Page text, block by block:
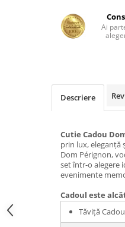
Ai
Descriere
Cutie Cadou
prin lux, eleganță
Dom Pérignon,
set într-o alegere
evenimente
Cadoul este
Tăviță